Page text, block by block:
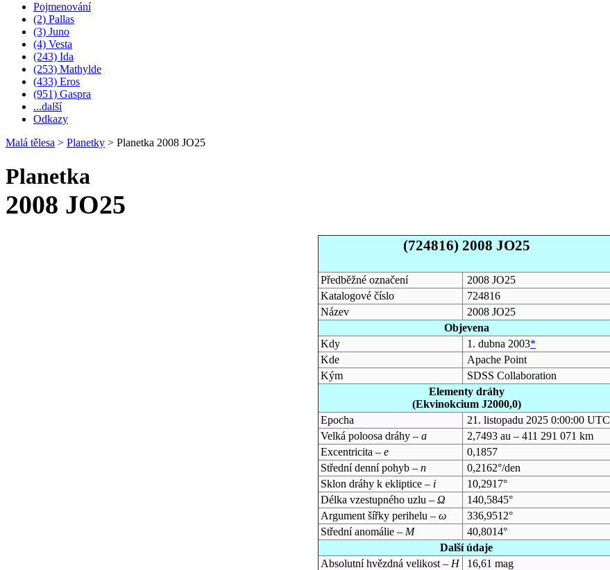
Pojmenování
(2) Pallas
(3) Juno
(4) Vesta
(243) Ida
(253) Mathylde
(433) Eros
(951) Gaspra
...další
Odkazy
Malá tělesa > Planetky > Planetka 2008 JO25
Planetka
2008 JO25
(724816) 2008 JO25
Předběžné označení
2008 JO25
Katalogové číslo
724816
Název
2008 JO25
Objevena
Kdy
1. dubna 2003*
Kde
Apache Point
Kým
SDSS Collaboration
Elementy dráhy
(Ekvinokcium J2000,0)
Epocha
21. listopadu 2025 0:00:00 UTC
Velká poloosa dráhy – a
2,7493 au – 411 291 071 km
Excentricita – e
0,1857
Střední denní pohyb – n
0,2162°/den
Sklon dráhy k ekliptice – i
10,2917°
Délka vzestupného uzlu – Ω
140,5845°
Argument šířky perihelu – ω
336,9512°
Střední anomálie – M
40,8014°
Další údaje
Absolutní hvězdná velikost – H
16,61 mag